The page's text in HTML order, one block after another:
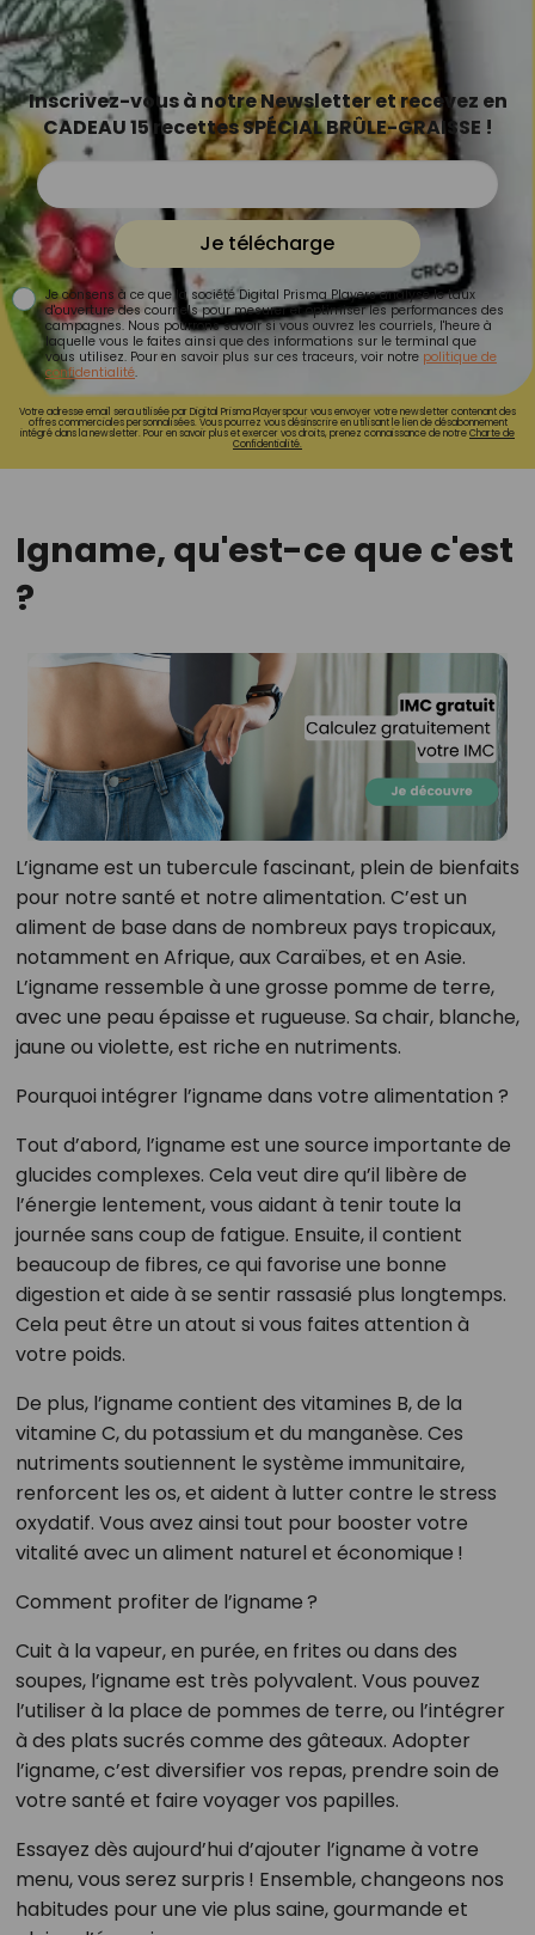
Inscrivez-vous à notre Newsletter et recevez en
CADEAU 15 recettes SPÉCIAL BRÛLE-GRAISSE !
Je télécharge
Je consens à ce que la société Digital Prisma Players analyse le taux
d'ouverture des courriels pour mesurer et optimiser les performances des
campagnes. Nous pourrons savoir si vous ouvrez les courriels, l'heure à
laquelle vous le faites ainsi que des informations sur le terminal que
vous utilisez. Pour en savoir plus sur ces traceurs, voir notre politique de
confidentialité.
Votre adresse email sera utilisée par Digital Prisma Playerspour vous envoyer votre newsletter contenant des
offres commerciales personnalisées. Vous pourrez vous désinscrire en utilisant le lien de désabonnement
intégré dans la newsletter. Pour en savoir plus et exercer vos droits, prenez connaissance de notreCharte de
Confidentialité.
Igname, qu'est-ce que c'est
?
L’igname est un tubercule fascinant, plein de bienfaits
pour notre santé et notre alimentation. C’est un
aliment de base dans de nombreux pays tropicaux,
notamment en Afrique, aux Caraïbes, et en Asie.
L’igname ressemble à une grosse pomme de terre,
avec une peau épaisse et rugueuse. Sa chair, blanche,
jaune ou violette, est riche en nutriments.
Pourquoi intégrer l’igname dans votre alimentation ?
Tout d’abord, l’igname est une source importante de
glucides complexes. Cela veut dire qu’il libère de
l’énergie lentement, vous aidant à tenir toute la
journée sans coup de fatigue. Ensuite, il contient
beaucoup de fibres, ce qui favorise une bonne
digestion et aide à se sentir rassasié plus longtemps.
Cela peut être un atout si vous faites attention à
votre poids.
De plus, l’igname contient des vitamines B, de la
vitamine C, du potassium et du manganèse. Ces
nutriments soutiennent le système immunitaire,
renforcent les os, et aident à lutter contre le stress
oxydatif. Vous avez ainsi tout pour booster votre
vitalité avec un aliment naturel et économique !
Comment profiter de l’igname ?
Cuit à la vapeur, en purée, en frites ou dans des
soupes, l’igname est très polyvalent. Vous pouvez
l’utiliser à la place de pommes de terre, ou l’intégrer
à des plats sucrés comme des gâteaux. Adopter
l’igname, c’est diversifier vos repas, prendre soin de
votre santé et faire voyager vos papilles.
Essayez dès aujourd’hui d’ajouter l’igname à votre
menu, vous serez surpris ! Ensemble, changeons nos
habitudes pour une vie plus saine, gourmande et